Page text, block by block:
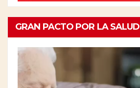
GRAN PACTO POR LA SALUD